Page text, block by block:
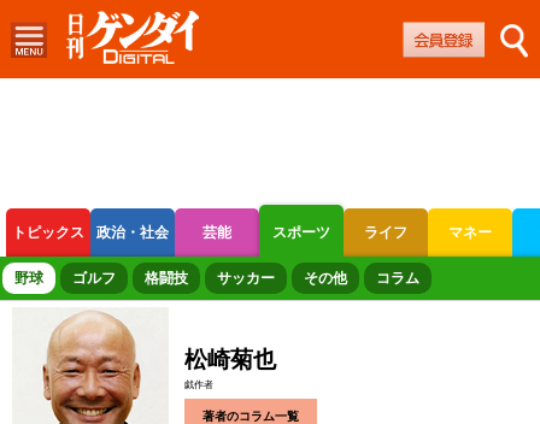
トピックス 政治・社会 芸能 スポーツ ライフ マネー
ボートレース 競輪 オートレース
野球 ゴルフ 格闘技 サッカー その他 コラム
松崎菊也
戯作者
著者のコラム一覧